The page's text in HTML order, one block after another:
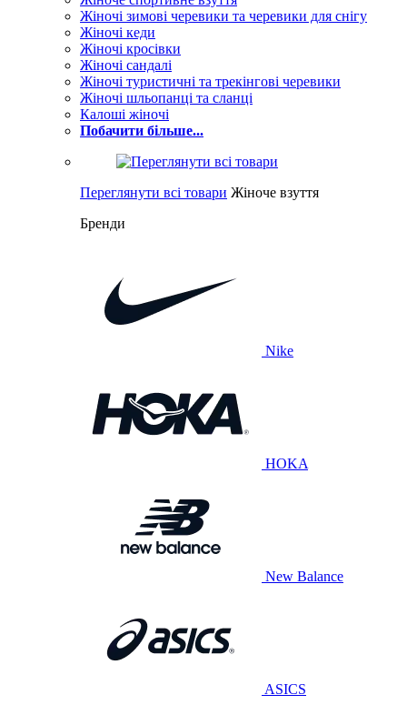
Жіночі зимові черевики та черевики для снігу
Жіночі кеди
Жіночі кросівки
Жіночі сандалі
Жіночі туристичні та трекінгові черевики
Жіночі шльопанці та сланці
Калоші жіночі
Побачити більше...
Переглянути всі товари Жіноче взуття
Бренди
Nike
HOKA
New Balance
ASICS